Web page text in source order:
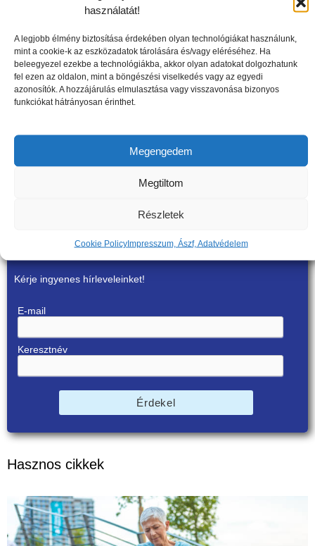
használatát!
A legjobb élmény biztosítása érdekében olyan technológiákat használunk,
mint a cookie-k az eszközadatok tárolására és/vagy eléréséhez. Ha
beleegyezel ezekbe a technológiákba, akkor olyan adatokat dolgozhatunk
fel ezen az oldalon, mint a böngészési viselkedés vagy az egyedi
azonosítók. A hozzájárulás elmulasztása vagy visszavonása bizonyos
funkciókat hátrányosan érinthet.
Megengedem
Megtiltom
Részletek
Cookie PolicyImpresszum, Ászf, Adatvédelem
Csak egy perc az egész, és a teszt eredménye
megmutatja, az ízületei fiatalabbak, avagy idősebbek a
valódi koránál.
Szeretne értesülni aktuális ajánlatainkról,
akcióinkról?
Kérje ingyenes hírleveleinket!
E-mail
Keresztnév
Érdekel
Hasznos cikkek